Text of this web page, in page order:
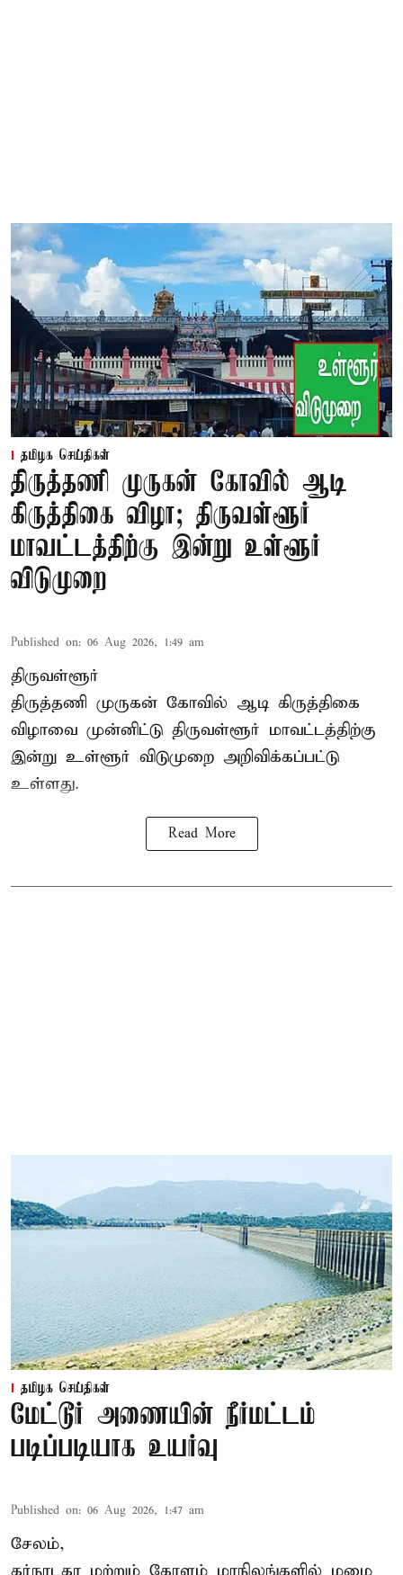
தமிழக செய்திகள்
திருத்தணி முருகன் கோவில் ஆடி
கிருத்திகை விழா; திருவள்ளூர்
மாவட்டத்திற்கு இன்று உள்ளூர்
விடுமுறை
Published on: 06 Aug 2026, 1:49 am
திருவள்ளூர்
திருத்தணி முருகன் கோவில் ஆடி கிருத்திகை
விழாவை முன்னிட்டு திருவள்ளூர் மாவட்டத்திற்கு
இன்று உள்ளூர் விடுமுறை அறிவிக்கப்பட்டு
உள்ளது.
Read More
தமிழக செய்திகள்
மேட்டூர் அணையின் நீர்மட்டம்
படிப்படியாக உயர்வு
Published on: 06 Aug 2026, 1:47 am
சேலம்,
கர்நாடகா மற்றும் கேரளம் மாநிலங்களில் மழை